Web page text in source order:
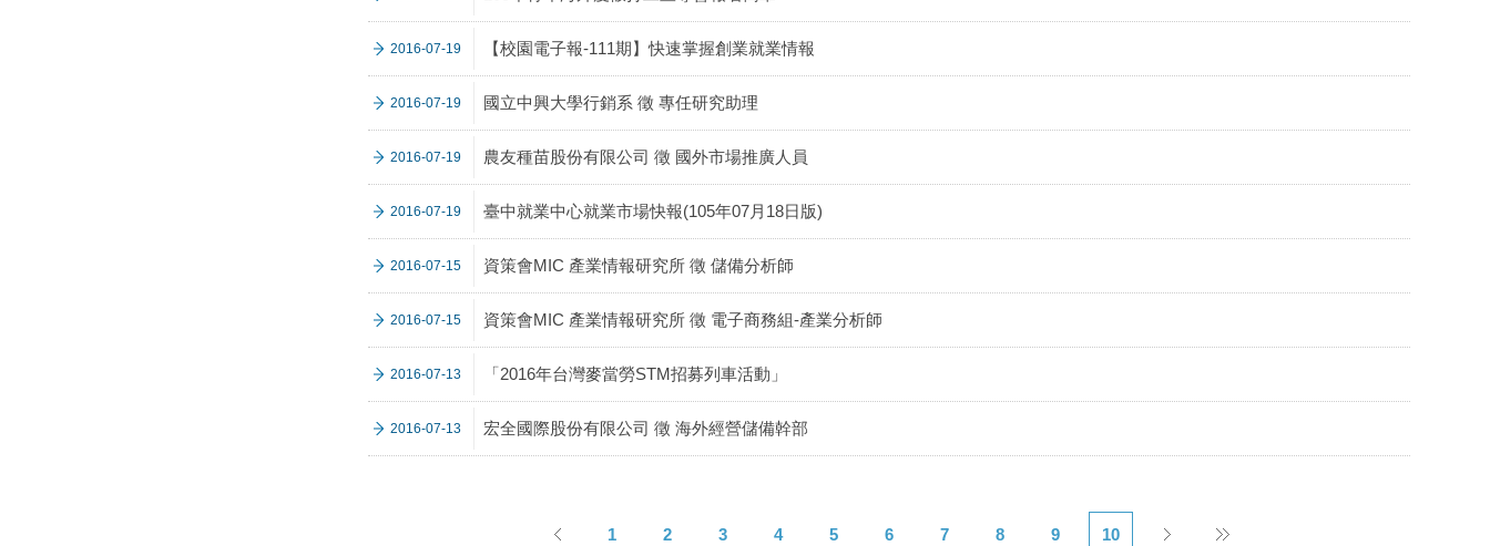
2016-07-19 【校園電子報-111期】快速掌握創業就業情報
2016-07-19 國立中興大學行銷系 徵 專任研究助理
2016-07-19 農友種苗股份有限公司 徵 國外市場推廣人員
2016-07-19 臺中就業中心就業市場快報(105年07月18日版)
2016-07-15 資策會MIC 產業情報研究所 徵 儲備分析師
2016-07-15 資策會MIC 產業情報研究所 徵 電子商務組-產業分析師
2016-07-13 「2016年台灣麥當勞STM招募列車活動」
2016-07-13 宏全國際股份有限公司 徵 海外經營儲備幹部
1 2 3 4 5 6 7 8 9 10